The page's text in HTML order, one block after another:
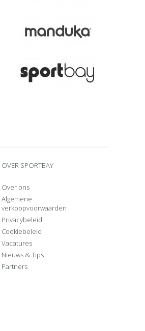
OVER SPORTBAY
Over ons
Algemene
verkoopvoorwaarden
Privacybeleid
Cookiebeleid
Vacatures
Nieuws & Tips
Partners